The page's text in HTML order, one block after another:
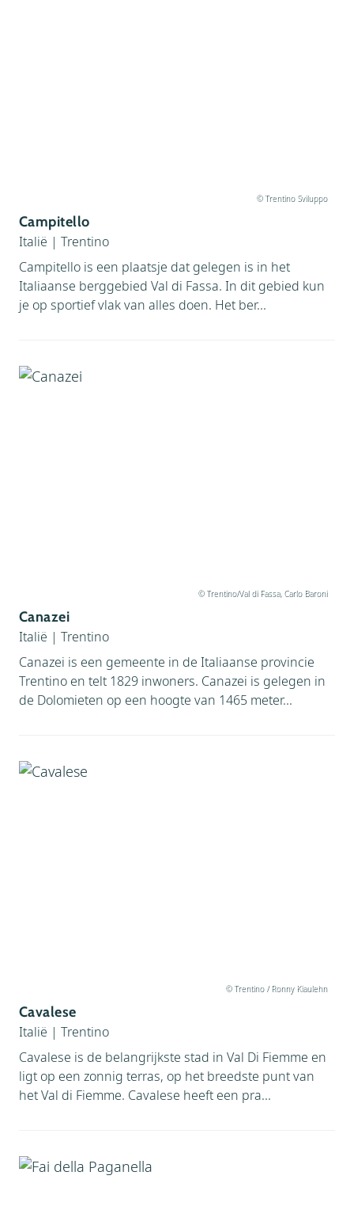
© Trentino Sviluppo
Campitello
Italië | Trentino
Campitello is een plaatsje dat gelegen is in het
Italiaanse berggebied Val di Fassa. In dit gebied kun
je op sportief vlak van alles doen. Het ber...
© Trentino/Val di Fassa, Carlo Baroni
Canazei
Italië | Trentino
Canazei is een gemeente in de Italiaanse provincie
Trentino en telt 1829 inwoners. Canazei is gelegen in
de Dolomieten op een hoogte van 1465 meter...
© Trentino / Ronny Kiaulehn
Cavalese
Italië | Trentino
Cavalese is de belangrijkste stad in Val Di Fiemme en
ligt op een zonnig terras, op het breedste punt van
het Val di Fiemme. Cavalese heeft een pra...